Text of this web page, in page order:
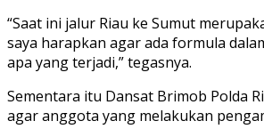
“Saat ini jalur Riau ke Sumut
saya harapkan agar ada formula
apa yang terjadi,” tegasnya.
Sementara itu Dansat Brimob Polda
agar anggota yang melakukan